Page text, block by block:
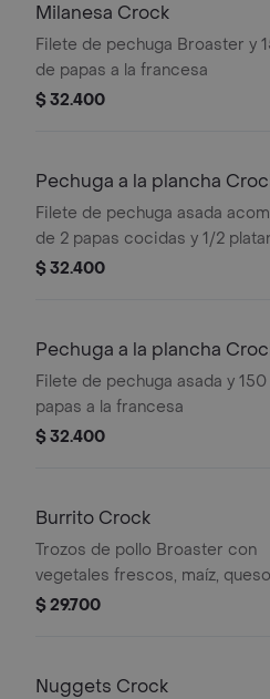
Milanesa Crock
Filete de pechuga Broaster y
de papas a la francesa
$ 32.400
Pechuga a la plancha
Filete de pechuga asada
de 2 papas cocidas y 1/2
$ 32.400
Pechuga a la plancha
Francesa
Filete de pechuga asada y
papas a la francesa
$ 32.400
Burrito Crock
Trozos de pollo Broaster con
vegetales frescos, maíz,
de la casa envuelto en tortilla
$ 29.700
Nuggets Crock